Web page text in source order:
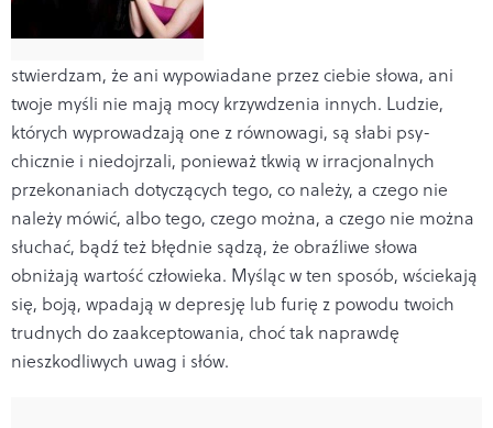
stwierdzam, że ani wypowiadane przez ciebie słowa, ani
twoje myśli nie mają mocy krzywdzenia innych. Ludzie,
których wyprowadzają one z równowagi, są słabi psy­
chicznie i niedojrzali, ponieważ tkwią w irracjonalnych
przekonaniach dotyczących tego, co należy, a czego nie
należy mówić, albo tego, czego można, a czego nie można
słuchać, bądź też błędnie sądzą, że obraźliwe słowa
obniżają wartość człowieka. Myśląc w ten spo­sób, wściekają
się, boją, wpadają w depresję lub furię z powodu twoich
trudnych do zaakceptowania, choć tak naprawdę
nieszkodliwych uwag i słów.